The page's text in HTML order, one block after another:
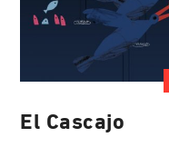
El Cascajo